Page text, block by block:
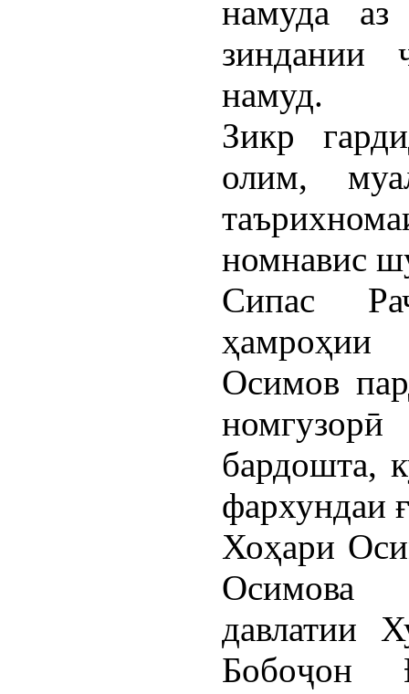
намуда аз
зиндании
намуд.
Зикр
олим,
номнавис
Сипас
ҳамроҳии
Осимов
бардошта,
фархундаи
Хоҳари
Осимова
давлатии
Бобоҷон